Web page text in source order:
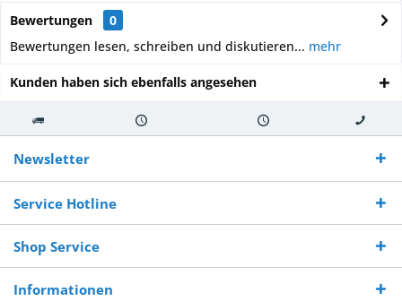
Bewertungen
0
Bewertungen lesen, schreiben und diskutieren... mehr
Kunden haben sich ebenfalls angesehen
Kostenloser
Versand ab €
250,-
Versand innerhalb von Versand von So erreichen
Sie uns 0160
970 511 90
Newsletter
Service Hotline
Shop Service
Informationen